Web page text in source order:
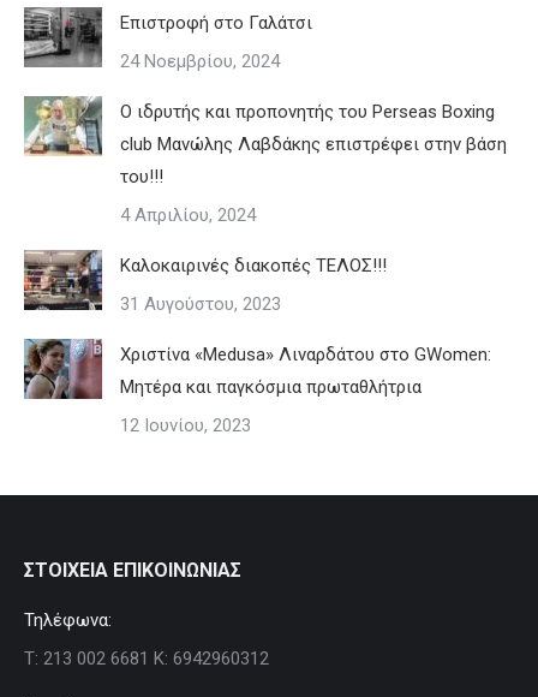
Επιστροφή στο Γαλάτσι
24 Νοεμβρίου, 2024
Ο ιδρυτής και προπονητής του Perseas Boxing
club Μανώλης Λαβδάκης επιστρέφει στην βάση
του!!!
4 Απριλίου, 2024
Καλοκαιρινές διακοπές ΤΕΛΟΣ!!!
31 Αυγούστου, 2023
Χριστίνα «Medusa» Λιναρδάτου στο GWomen:
Μητέρα και παγκόσμια πρωταθλήτρια
12 Ιουνίου, 2023
ΣΤΟΙΧΕΙΑ ΕΠΙΚΟΙΝΩΝΙΑΣ
Τηλέφωνα:
Τ: 213 002 6681 Κ: 6942960312